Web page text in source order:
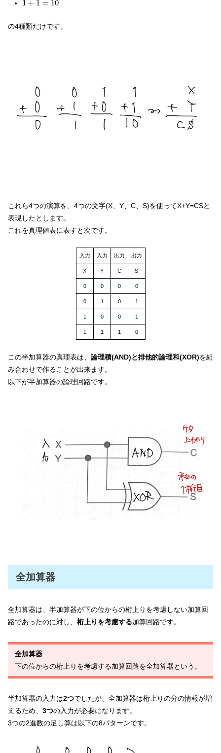
1 + 1 = 10
の4種類だけです。
これら4つの演算を、4つの文字(X、Y、C、S)を使ってX+Y=CSと
表現したとします。
これを真理値表に表すと次です。
入力 入力 出力 出力
X Y C S
0 0 0 0
0 1 0 1
1 0 0 1
1 1 1 0
この半加算器の真理表は、 論理積(AND)と排他的論理和(XOR)を組
み合わせで作ることが出来ます。
以下が半加算器の論理回路です。
全加算器
全加算器は、半加算器が下の位からの桁上りを考慮しない加算回
路であったのに対し、 桁上りを考慮する加算回路です。
全加算器
下の位からの桁上りを考慮する加算回路を全加算器という。
半加算器の入力は2つでしたが、全加算器は桁上りの分の情報が増
えるため、 3つの入力が必要になります。
3つの2進数の足し算は以下の8パターンです。